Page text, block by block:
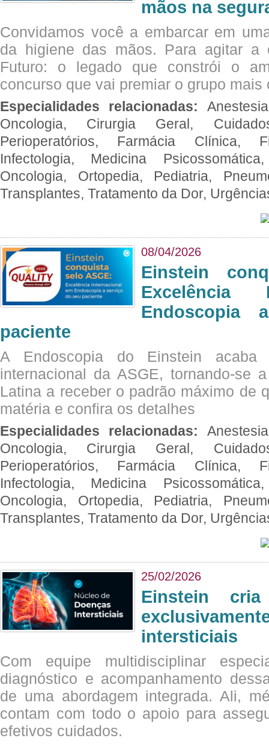
mãos na
Convidamos você a embarcar em
da higiene das mãos. Para agitar a
Futuro: o legado que constrói o
concurso que vai premiar o grupo mais
Especialidades relacionadas:
Oncologia, Cirurgia Geral,
Perioperatórios, Farmácia Clínica,
Infectologia, Medicina
Oncologia, Ortopedia, Pediatria,
Transplantes, Tratamento da Dor,
08/04/2026
Einstein
Excelência
Endoscopia
paciente
A Endoscopia do Einstein
internacional da ASGE, tornando-se
Latina a receber o padrão máximo de
matéria e confira os detalhes
Especialidades relacionadas:
Oncologia, Cirurgia Geral,
Perioperatórios, Farmácia Clínica,
Infectologia, Medicina
Oncologia, Ortopedia, Pediatria,
Transplantes, Tratamento da Dor,
25/02/2026
Einstein
intersticiais
Com equipe multidisciplinar
diagnóstico e acompanhamento
de uma abordagem integrada. Ali,
contam com todo o apoio para
efetivos cuidados.